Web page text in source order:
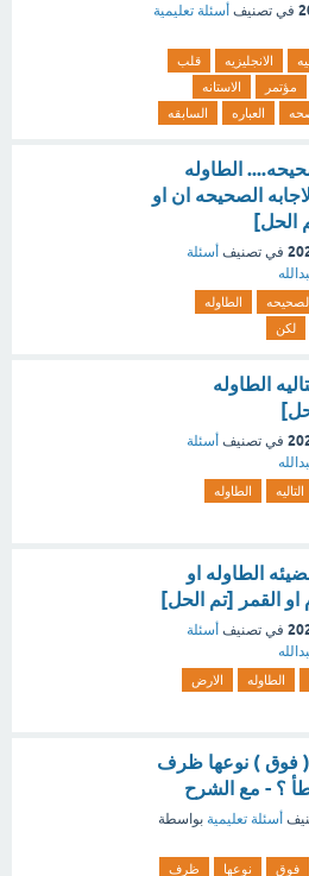
في تصنيف أسئلة تعليمية
الانجليزيه
قلب
مؤتمر
الاستانه
العباره السابقه
الطاوله
الصحيحه ان او
الحل]
في تصنيف أسئلة
الطاوله
لكن
الطاوله
في تصنيف أسئلة
التاليه
الطاوله
الطاوله او
او القمر [تم الحل]
في تصنيف أسئلة
الطاوله
الارض
فوق ) نوعها ظرف
؟ - مع الشرح
أسئلة تعليمية بواسطة
فوق نوعها ظرف